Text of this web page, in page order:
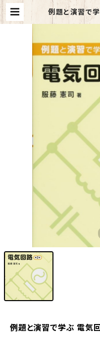
例題と演習で
マイブックス
例題と演習で学ぶ 電気